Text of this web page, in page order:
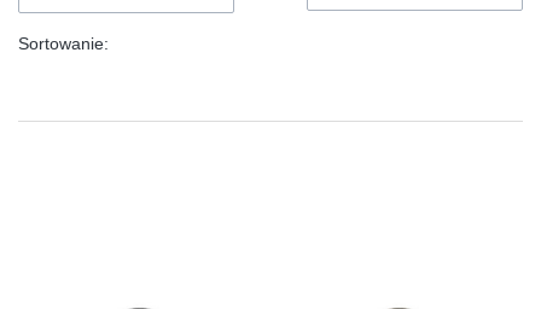
Sortowanie: